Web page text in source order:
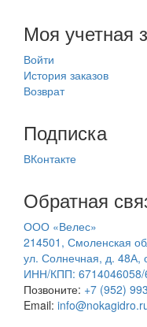
Моя учетная
Войти
История заказов
Возврат
Подписка
ВКонтакте
Обратная
ООО «Велес»
214501, Смоленская
ул. Солнечная, д. 48А,
ИНН/КПП: 6714046058/
Позвоните: +7 (952)
Email: